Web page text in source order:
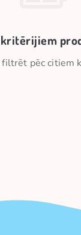
pēc citiem